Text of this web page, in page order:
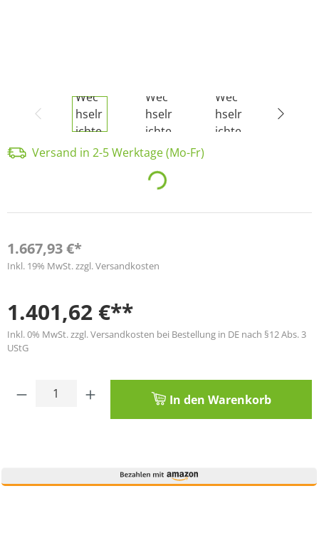
Versand in 2-5 Werktage (Mo-Fr)
Loading...
1.667,93 €*
Inkl. 19% MwSt. zzgl. Versandkosten
1.401,62 €**
Inkl. 0% MwSt. zzgl. Versandkosten bei Bestellung in DE nach §12 Abs. 3
UStG
Produkt Anzahl: Gib den gewünschten
In den Warenkorb